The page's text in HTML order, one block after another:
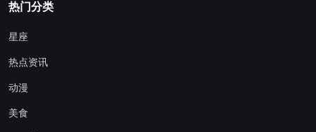
热门分类
星座
热点资讯
动漫
美食